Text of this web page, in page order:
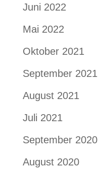
Juni 2022
Mai 2022
Oktober 2021
September 2021
August 2021
Juli 2021
September 2020
August 2020